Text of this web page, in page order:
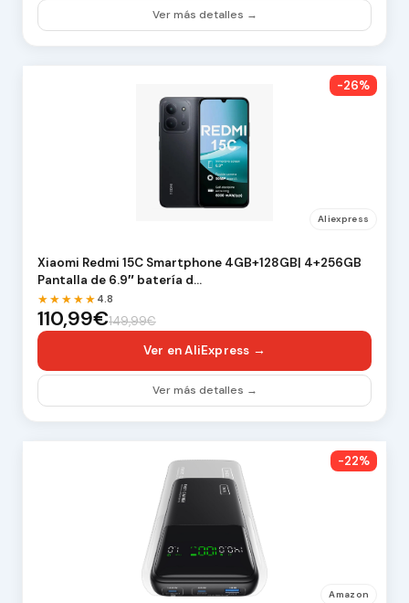
Ver más detalles →
-26%
Aliexpress
Xiaomi Redmi 15C Smartphone 4GB+128GB| 4+256GB
Pantalla de 6.9″ batería d…
★★★★★ 4.8
110,99€149,99€
Ver en AliExpress →
Ver más detalles →
-22%
Amazon